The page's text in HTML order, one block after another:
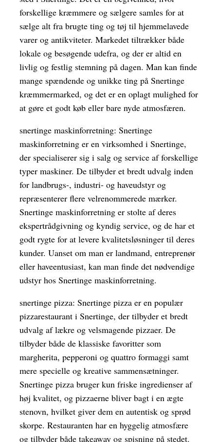
forskellige kræmmere og sælgere samles for at
sælge alt fra brugte ting og tøj til hjemmelavede
varer og antikviteter. Markedet tiltrækker både
lokale og besøgende udefra, og der er altid en
livlig og festlig stemning på dagen. Man kan finde
mange spændende og unikke ting på Snertinge
kræmmermarked, og det er en oplagt mulighed for
at gøre et godt køb eller bare nyde atmosfæren.
snertinge maskinforretning: Snertinge
maskinforretning er en virksomhed i Snertinge,
der specialiserer sig i salg og service af forskellige
typer maskiner. De tilbyder et bredt udvalg inden
for landbrugs-, industri- og haveudstyr og
repræsenterer flere velrenommerede mærker.
Snertinge maskinforretning er stolte af deres
ekspertrådgivning og kyndig service, og de har et
godt rygte for at levere kvalitetsløsninger til deres
kunder. Uanset om man er landmand, entreprenør
eller haveentusiast, kan man finde det nødvendige
udstyr hos Snertinge maskinforretning.
snertinge pizza: Snertinge pizza er en populær
pizzarestaurant i Snertinge, der tilbyder et bredt
udvalg af lækre og velsmagende pizzaer. De
tilbyder både de klassiske favoritter som
margherita, pepperoni og quattro formaggi samt
mere specielle og kreative sammensætninger.
Snertinge pizza bruger kun friske ingredienser af
høj kvalitet, og pizzaerne bliver bagt i en ægte
stenovn, hvilket giver dem en autentisk og sprød
skorpe. Restauranten har en hyggelig atmosfære
og tilbyder både takeaway og spisning på stedet.